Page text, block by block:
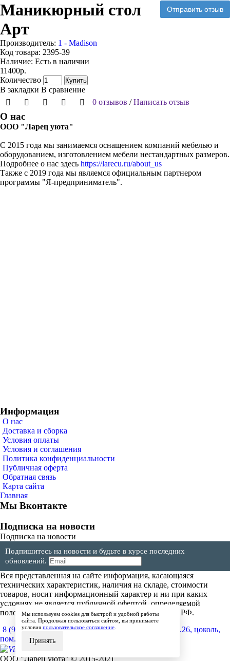
Отправить отзыв
Маникюрный стол
Арт
Производитель: 1 - Madison
Код товара: 2395-39
Наличие: Есть в наличии
11400р.
Количество
Купить
В закладки В сравнение
0 отзывов /Написать отзыв
О нас
ООО "Ларец уюта"
С 2015 года мы занимаемся оснащением компаний мебелью и
оборудованием, изготовлением мебели нестандартных размеров.
Подробнее о нас здесь https://larecu.ru/about_us
Также с 2019 года мы являемся официальным партнером
программы "Я-предприниматель".
Информация
О нас
Доставка и сборка
Условия оплаты
Условия и соглашения
Политика конфиденциальности
Публичная оферта
Обратная связь
Карта сайта
Главная
Мы Вконтакте
Подписка на новости
Подписка на новости
Подпишитесь на новости и будьте в курсе последних
обновлений.
Вся представленная на сайте информация, касающаяся
технических характеристик, наличия на складе, стоимости
товаров, носит информационный характер и ни при каких
условиях не является публичной офертой, определяемой
положениями Статьи 437(2) Гражданского кодекса РФ.
8 (904) 257-64-64 600017, г.Владимир, ул. Мира, д.26, цоколь,
пом.4
ООО "Ларец уюта" © 2015-2021
Мы используем cookies для быстрой и удобной работы
сайта. Продолжая пользоваться сайтом, вы принимаете
условия пользовательское соглашение
Принять